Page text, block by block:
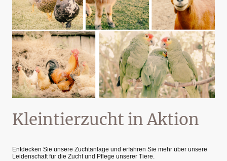
Kleintierzucht in Aktion
Entdecken Sie unsere Zuchtanlage und erfahren Sie mehr über unsere
Leidenschaft für die Zucht und Pflege unserer Tiere.